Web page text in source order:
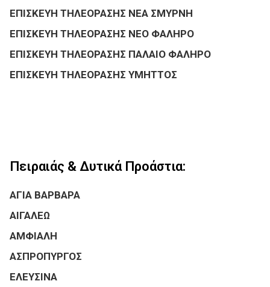
ΕΠΙΣΚΕΥΗ ΤΗΛΕΟΡΑΣΗΣ ΝΕΑ ΣΜΥΡΝΗ
ΕΠΙΣΚΕΥΗ ΤΗΛΕΟΡΑΣΗΣ ΝΕΟ ΦΑΛΗΡΟ
ΕΠΙΣΚΕΥΗ ΤΗΛΕΟΡΑΣΗΣ ΠΑΛΑΙΟ ΦΑΛΗΡΟ
ΕΠΙΣΚΕΥΗ ΤΗΛΕΟΡΑΣΗΣ ΥΜΗΤΤΟΣ
Πειραιάς & Δυτικά Προάστια:
ΑΓΙΑ ΒΑΡΒΑΡΑ
ΑΙΓΑΛΕΩ
ΑΜΦΙΑΛΗ
ΑΣΠΡΟΠΥΡΓΟΣ
ΕΛΕΥΣΙΝΑ